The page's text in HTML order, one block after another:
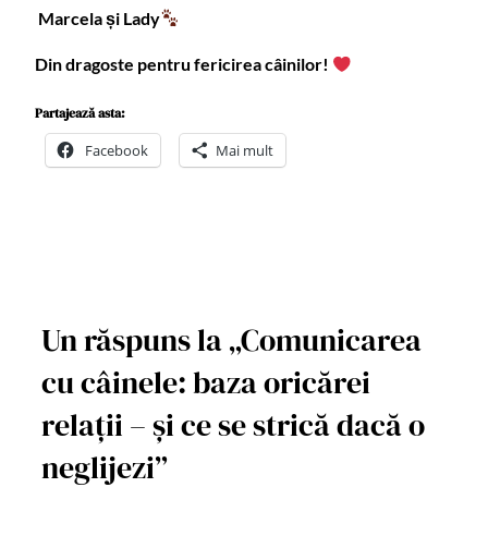
Marcela și Lady
Din dragoste pentru fericirea câinilor!
Partajează asta:
Facebook Mai mult
Un răspuns la „Comunicarea
cu câinele: baza oricărei
relații – și ce se strică dacă o
neglijezi”